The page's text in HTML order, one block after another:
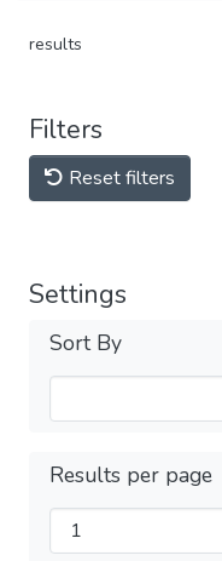
results
Filters
Reset filters
Settings
Sort By
Results per page